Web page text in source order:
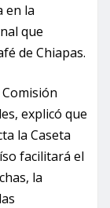
en la
que
de Chiapas.
explicó que
la Caseta
facilitará el
la